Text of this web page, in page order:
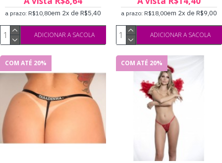
a prazo: R$10,80em 2x de R$5,40
ADICIONAR A SACOLA
a prazo: R$18,00em 2x de R$9,00
ADICIONAR A SACOLA
COM ATÉ 20% COM ATÉ 20%